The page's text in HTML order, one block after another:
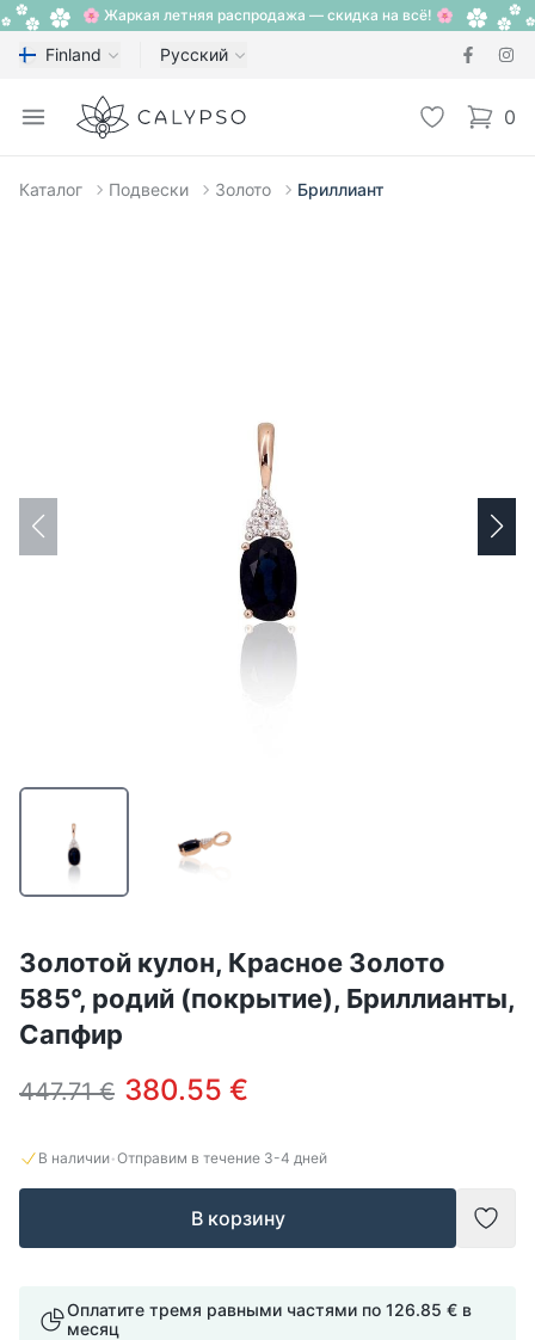
🌸 Жаркая летняя распродажа — скидка на всё! 🌸
Finland Русский
Open menu
Calypso Избранное
0
items
Каталог Подвески Золото Бриллиант
Золотой кулон, Красное Золото
585°, родий (покрытие), Бриллианты,
Сапфир
447.71 € 380.55 €
В наличии·Отправим в течение 3-4 дней
В корзину
Оплатите тремя равными частями по 126.85 € в
месяц